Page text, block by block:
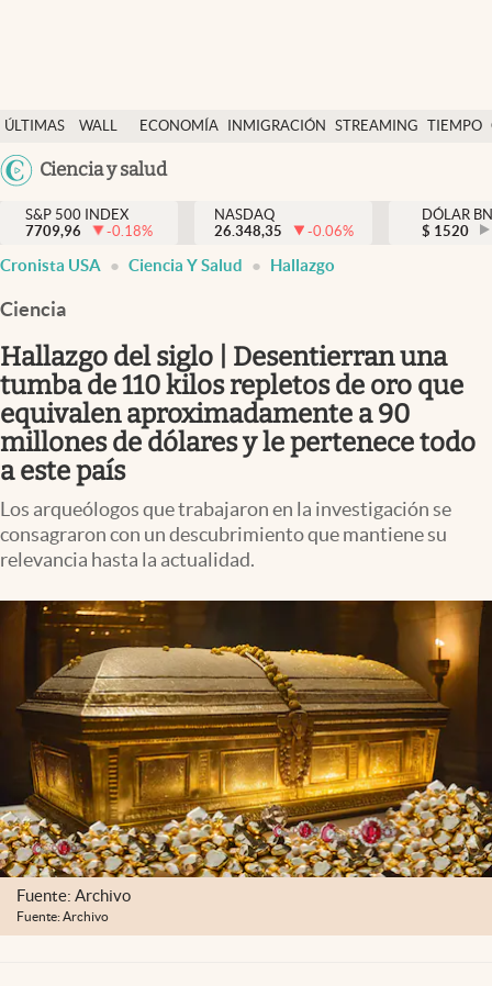
ÚLTIMAS
NOTICIAS
WALL
DÓLAR
ECONOMÍA INMIGRACIÓN STREAMING TIEMPO
México
Ciencia y salud
Finanzas y economía
Wall Street y dólar
Inmigración
Espiritual
Streaming
PC y mobile
Lifestyle
USA
S&P 500 INDEX
7709,96
-0.18%
NASDAQ
26.348,35
-0.06%
DÓLAR
$ 1520
Cronista USA Ciencia Y Salud Hallazgo
Ciencia
Hallazgo del siglo | Desentierran una
tumba de 110 kilos repletos de oro que
equivalen aproximadamente a 90
millones de dólares y le pertenece todo
a este país
Los arqueólogos que trabajaron en la investigación se
consagraron con un descubrimiento que mantiene su
relevancia hasta la actualidad.
Fuente: Archivo
Fuente: Archivo